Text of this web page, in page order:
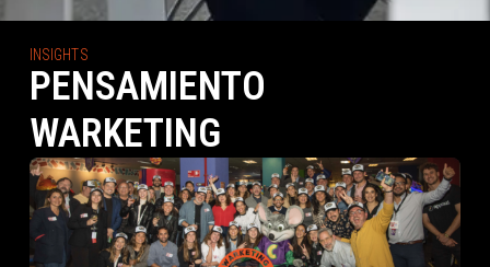
INSIGHTS
PENSAMIENTO
WARKETING